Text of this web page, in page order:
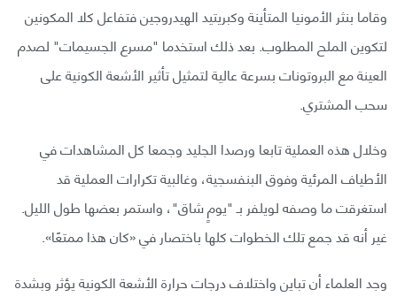
وقاما بنثر الأمونيا المتأينة وكبريتيد الهيدروجين ‏فتفاعل كلا المكونين
لتكوين الملح المطلوب.‏ بعد ذلك استخدما "مسرع الجسيمات" لصدم
العينة مع البروتونات بسرعة عالية لتمثيل تأثير الأشعة الكونية على
سحب المشتري.‏
وخلال هذه العملية تابعا ورصدا الجليد وجمعا كل المشاهدات في
الأطياف المرئية ‏وفوق البنفسجية، وغالبية تكرارات العملية قد
استغرقت ما وصفه لويلفر بـ "يومٍ ‏شاق"، واستمر بعضها طول الليل.‏
غير أنه قد جمع تلك الخطوات كلها باختصار في «كان هذا ممتعًا».‏
وجد العلماء أن تباين واختلاف درجات حرارة الأشعة الكونية يؤثر وبشدة